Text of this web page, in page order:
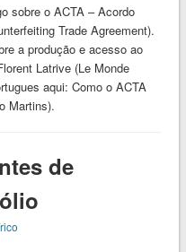
sobre o ACTA – Acordo
Trade Agreement).
a produção e acesso ao
Latrive (Le Monde
aqui: Como o ACTA
Martins).
de